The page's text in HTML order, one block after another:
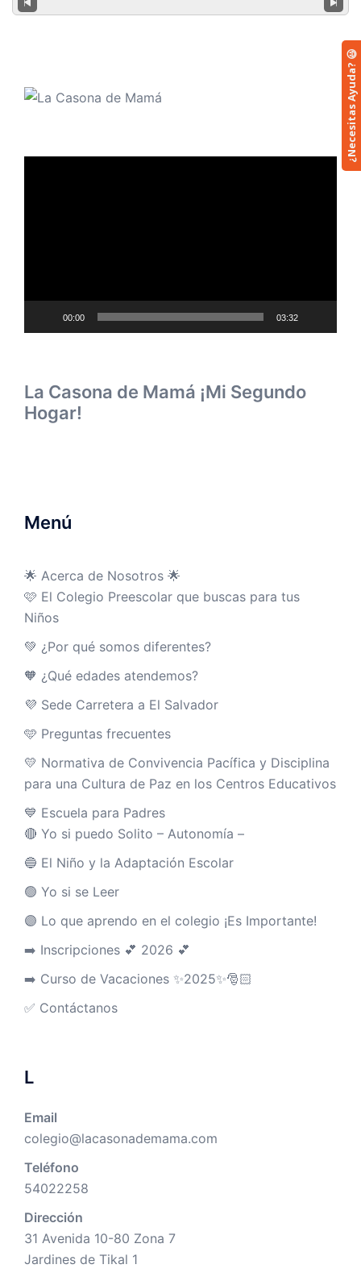
00:00 03:32
La Casona de Mamá ¡Mi Segundo
Hogar!
Menú
🌟 Acerca de Nosotros 🌟
🩷 El Colegio Preescolar que buscas para tus
Niños
💚 ¿Por qué somos diferentes?
🧡 ¿Qué edades atendemos?
💜 Sede Carretera a El Salvador
🩵 Preguntas frecuentes
💛 Normativa de Convivencia Pacífica y Disciplina
para una Cultura de Paz en los Centros Educativos
💙 Escuela para Padres
🔴 Yo si puedo Solito – Autonomía –
🔵 El Niño y la Adaptación Escolar
🟢 Yo si se Leer
🟣 Lo que aprendo en el colegio ¡Es Importante!
➡️ Inscripciones 💕 2026 💕
➡️ Curso de Vacaciones ✨2025✨🎅🏻
✅ Contáctanos
L
Email
colegio@lacasonademama.com
Teléfono
54022258
Dirección
31 Avenida 10-80 Zona 7
Jardines de Tikal 1
¿Necesitas Ayuda? 😃